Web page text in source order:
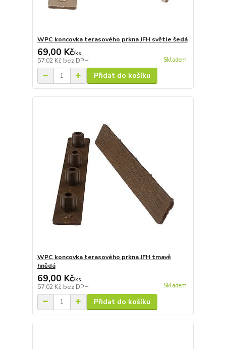
WPC koncovka terasového prkna JFH světle šedá
69,00 Kč/ks
57,02 Kč bez DPH Skladem
Přidat do košíku
WPC koncovka terasového prkna JFH tmavě
hnědá
69,00 Kč/ks
57,02 Kč bez DPH Skladem
Přidat do košíku